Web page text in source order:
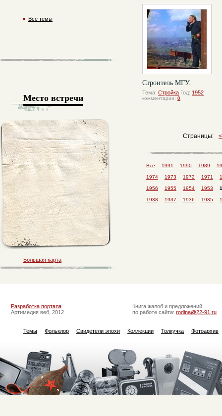
Строитель МГУ.
Тема: Стройка Год: 1952
комментарии: 0
Страницы:
Все 1991 1990 1989
1974 1973 1972 1971
1956 1955 1954 1953
1938 1937 1936 1935
Все темы
Место встречи
Большая карта
Разработка портала
Артимедия веб, 2012
Книга жалоб и предложений
по работе сайта: rodina@22-91.ru
Темы Фольклор Свидетели эпохи Коллекции Толкучка Фотоархив